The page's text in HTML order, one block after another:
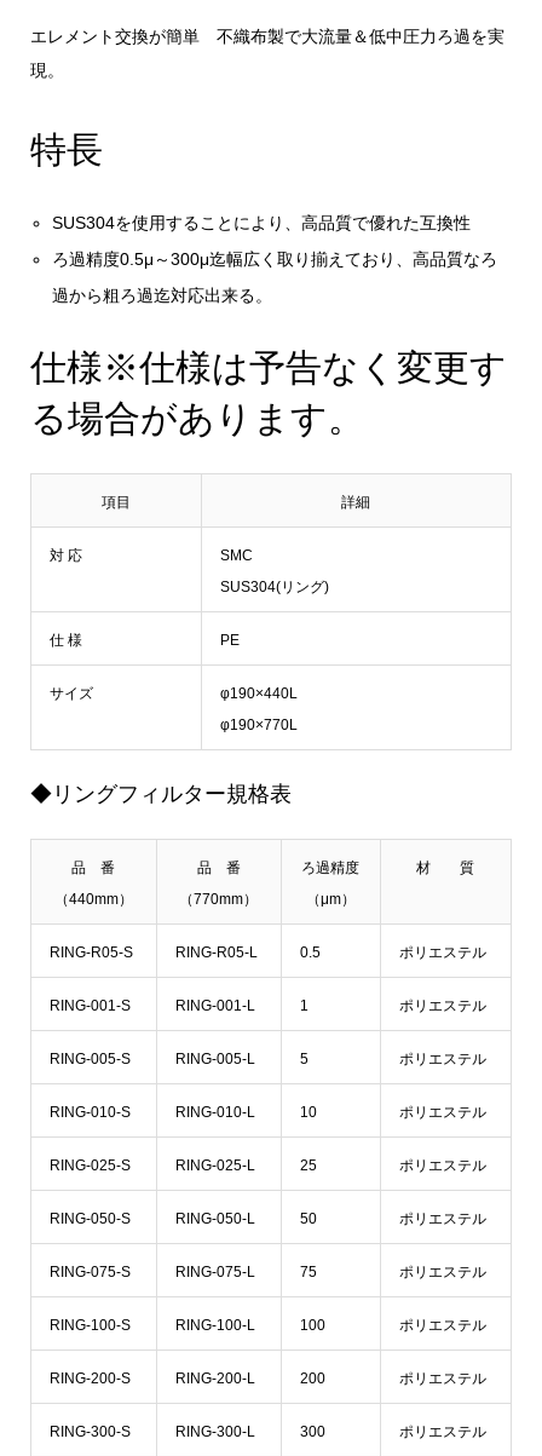
エレメント交換が簡単 不織布製で大流量＆低中圧力ろ過を実
現。
特長
SUS304を使用することにより、高品質で優れた互換性
ろ過精度0.5μ～300μ迄幅広く取り揃えており、高品質なろ
過から粗ろ過迄対応出来る。
仕様※仕様は予告なく変更す
る場合があります。
項目 詳細
対 応
SMC
SUS304(リング)
仕 様 PE
サイズ
φ190×440L
φ190×770L
◆リングフィルター規格表
品 番
（440mm）
品 番
（770mm）
ろ過精度
（μm）
材 質
RING-R05-S RING-R05-L 0.5 ポリエステル
RING-001-S RING-001-L 1 ポリエステル
RING-005-S RING-005-L 5 ポリエステル
RING-010-S RING-010-L 10 ポリエステル
RING-025-S RING-025-L 25 ポリエステル
RING-050-S RING-050-L 50 ポリエステル
RING-075-S RING-075-L 75 ポリエステル
RING-100-S RING-100-L 100 ポリエステル
RING-200-S RING-200-L 200 ポリエステル
RING-300-S RING-300-L 300 ポリエステル